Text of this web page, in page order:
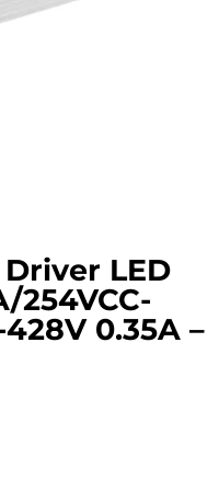
Driver LED
254VCC-
0.35A –